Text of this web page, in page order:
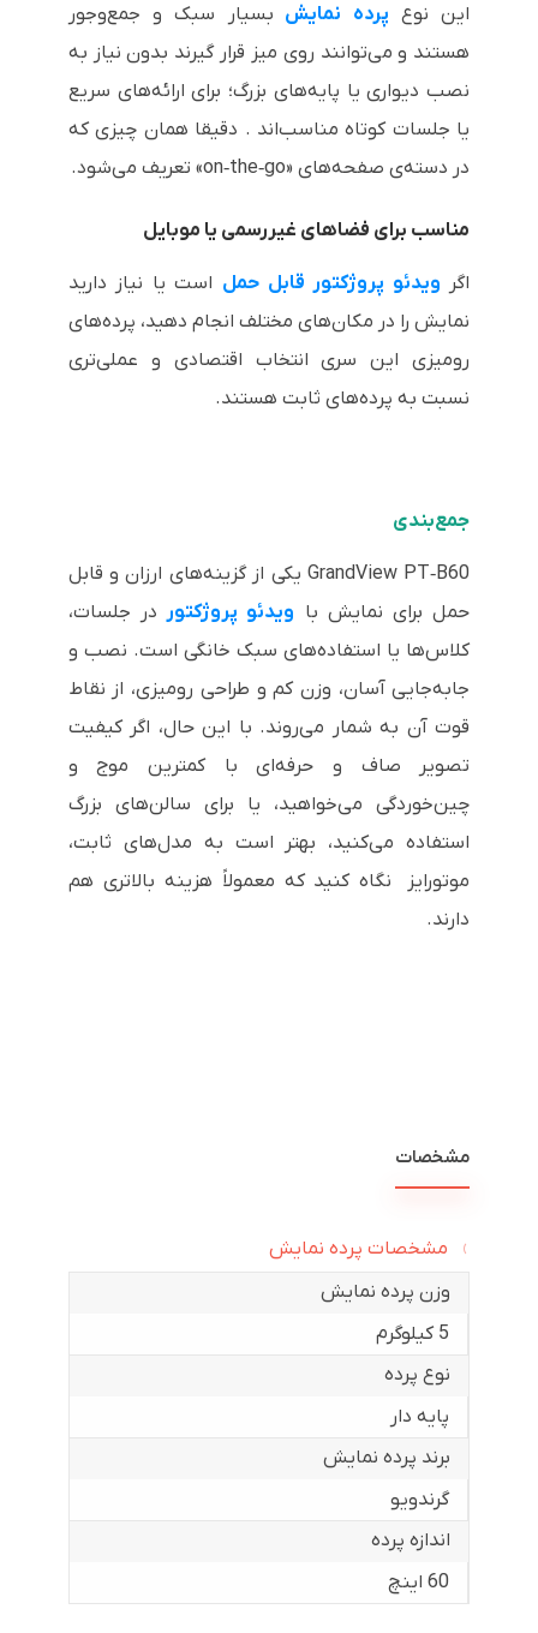
این نوع پرده‌ نمایش بسیار سبک و جمع‌وجور
هستند و می‌توانند روی میز قرار گیرند بدون نیاز به
نصب دیواری یا پایه‌های بزرگ؛ برای ارائه‌های سریع
یا جلسات کوتاه مناسب‌اند . دقیقا همان چیزی که
در دسته‌ی صفحه‌های «on‑the‑go» تعریف می‌شود.
مناسب برای فضاهای غیررسمی یا موبایل
اگر ویدئو پروژکتور قابل حمل است یا نیاز دارید
نمایش را در مکان‌های مختلف انجام دهید، پرده‌های
رومیزی این سری انتخاب اقتصادی و عملی‌تری
نسبت به پرده‌های ثابت هستند.
جمع‌بندی
GrandView PT‑B60 یکی از گزینه‌های ارزان و قابل
حمل برای نمایش با ویدئو پروژکتور در جلسات،
کلاس‌ها یا استفاده‌های سبک خانگی است. نصب و
جا‌به‌جایی آسان، وزن کم و طراحی رومیزی، از نقاط
قوت آن به شمار می‌روند. با این حال، اگر کیفیت
تصویر صاف و حرفه‌ای با کمترین موج و
چین‌خوردگی می‌خواهید، یا برای سالن‌های بزرگ
استفاده می‌کنید، بهتر است به مدل‌های ثابت،
موتورایز نگاه کنید که معمولاً هزینه بالاتری هم
دارند.
مشخصات
مشخصات پرده نمایش
وزن پرده نمایش
5 کیلوگرم
نوع پرده
پایه دار
برند پرده نمایش
گرندویو
اندازه پرده
60 اینچ